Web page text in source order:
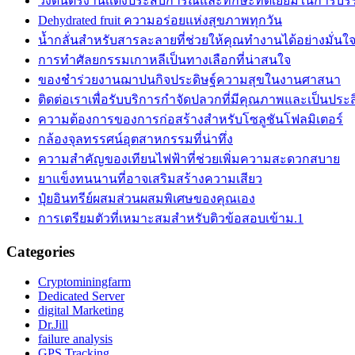
Dehydrated fruit ความอร่อยแห่งสุขภาพทุกวัน
น้ำกลั่นสำหรับสารละลายที่ช่วยให้คุณทำงานได้อย่างมั่นใ
การทำศัลยกรรมเกาหลีเป็นทางเลือกที่น่าสนใจ
ของชำร่วยงานฌาปนกิจประดิษฐ์ความสุขในงานศาสนา
ติดต่อเราเพื่อรับบริการกำจัดปลวกที่มีคุณภาพและเป็นปร
ความต้องการของการก่อสร้างสำหรับโซลูชันโฟลมิเตอร์
กล้องจุลทรรศน์อุตสาหกรรมที่น่าทึ่ง
ความสำคัญของเทียนไฟฟ้าที่ช่วยเพิ่มความสะดวกสบาย
ยาแข็งทนนานที่อาจเสริมสร้างความเสียว
ปุ๋ยอินทรีย์ผสมส่วนผสมพิเศษของคุณเอง
การเตรียมตัวที่เหมาะสมสำหรับติวข้อสอบเข้าม.1
Categories
Cryptominingfarm
Dedicated Server
digital Marketing
Dr.Jill
failure analysis